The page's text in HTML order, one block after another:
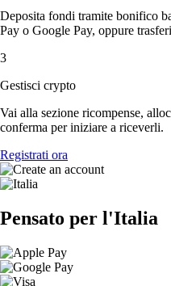
Deposita fondi tramite bonifico
Pay o Google Pay, oppure
3
Gestisci crypto
Vai alla sezione ricompense,
conferma per iniziare a riceverli.
Registrati ora
Pensato per l'Italia